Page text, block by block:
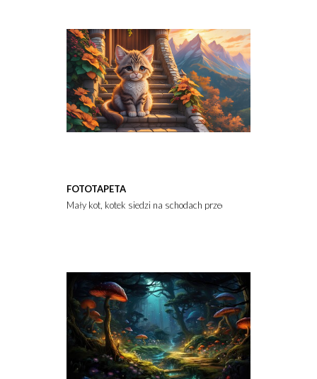
FOTOTAPETA
Mały kot, kotek siedzi na schodach przed wejściem do domu